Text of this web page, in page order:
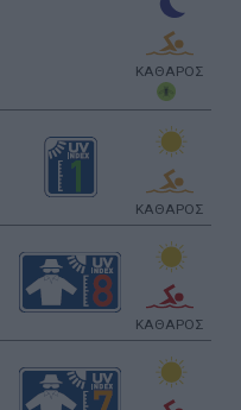
ΚΑΘΑΡΟΣ
ΚΑΘΑΡΟΣ
ΚΑΘΑΡΟΣ